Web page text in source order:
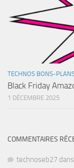
TECHNOS BONS-
Black Friday
1 DÉCEMBRE 2025
COMMENTAIRES
technoseb27 dans